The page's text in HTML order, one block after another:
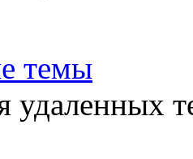
темы
удаленных